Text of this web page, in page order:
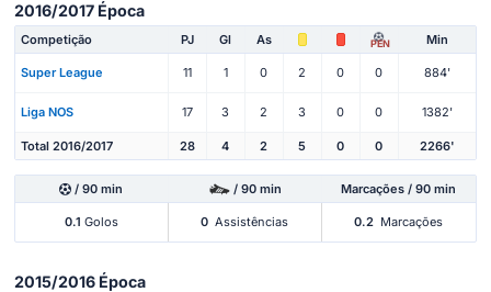
2016/2017 Época
Competição PJ Gl As PEN Min
Super League 11 1 0 2 0 0 884'
Liga NOS 17 3 2 3 0 0 1382'
Total 2016/2017 28 4 2 5 0 0 2266'
/ 90 min / 90 min Marcações / 90 min
0.1 Golos 0 Assistências 0.2 Marcações
2015/2016 Época